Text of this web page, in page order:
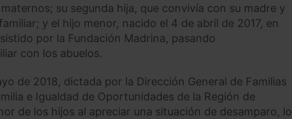
su segunda hija, que convivía con su madre y
y el hijo menor, nacido el 4 de abril de 2017, en
por la Fundación Madrina, pasando
con los abuelos.
de 2018, dictada por la Dirección General de Familias
e Igualdad de Oportunidades de la Región de
de los hijos al apreciar una situación de desamparo, lo